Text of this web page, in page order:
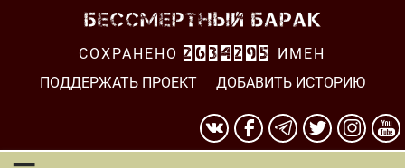
СОХРАНЕНО 2634295
ИМЕН
ПОДДЕРЖАТЬ ПРОЕКТ
ДОБАВИТЬ ИСТОРИЮ